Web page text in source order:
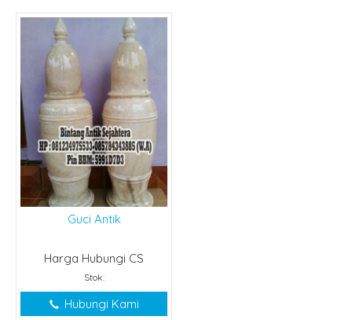
Guci Antik
Harga Hubungi CS
Stok:
Hubungi Kami